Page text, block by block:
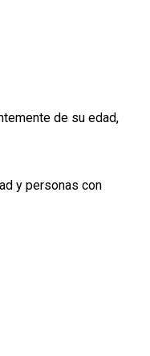
de su edad,
y personas con